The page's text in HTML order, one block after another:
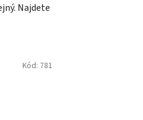
Najdete
Kód: 781